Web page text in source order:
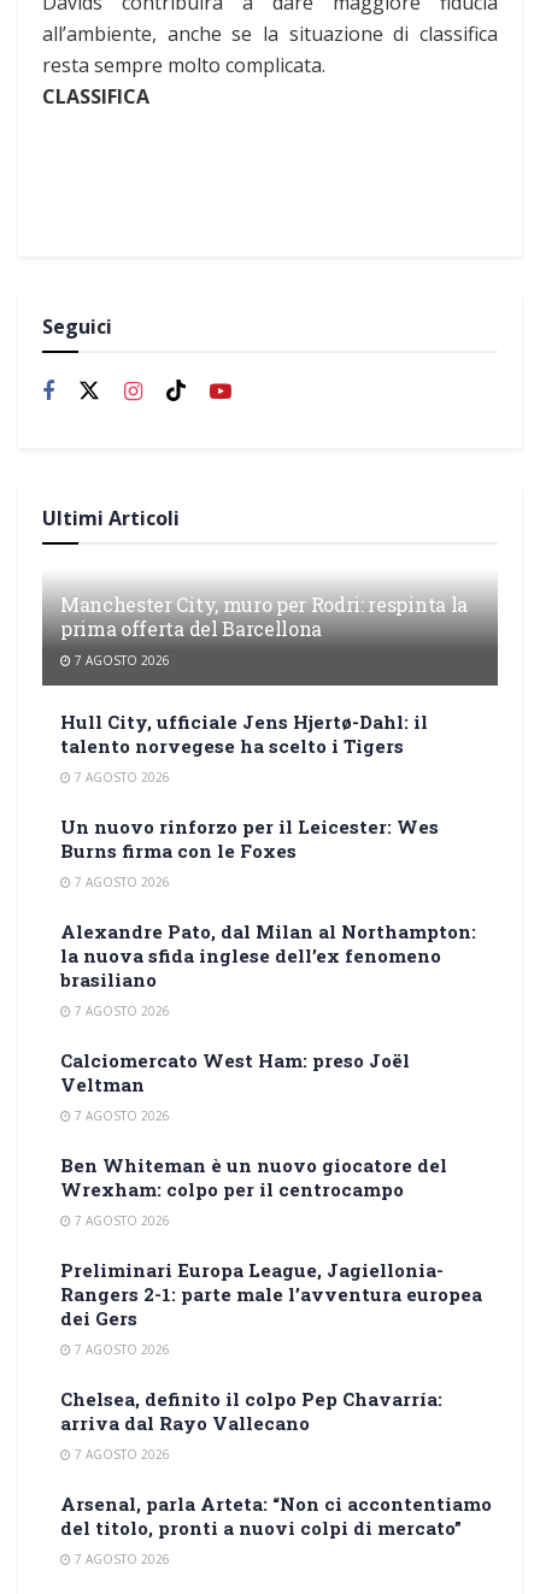
all’ambiente, anche se la situazione di classifica
resta sempre molto complicata.
CLASSIFICA
Seguici
Ultimi Articoli
Manchester City, muro per Rodri: respinta la
prima offerta del Barcellona
7 AGOSTO 2026
Hull City, ufficiale Jens Hjertø-Dahl: il
talento norvegese ha scelto i Tigers
7 AGOSTO 2026
Un nuovo rinforzo per il Leicester: Wes
Burns firma con le Foxes
7 AGOSTO 2026
Alexandre Pato, dal Milan al Northampton:
la nuova sfida inglese dell’ex fenomeno
brasiliano
7 AGOSTO 2026
Calciomercato West Ham: preso Joël
Veltman
7 AGOSTO 2026
Ben Whiteman è un nuovo giocatore del
Wrexham: colpo per il centrocampo
7 AGOSTO 2026
Preliminari Europa League, Jagiellonia-
Rangers 2-1: parte male l’avventura europea
dei Gers
7 AGOSTO 2026
Chelsea, definito il colpo Pep Chavarría:
arriva dal Rayo Vallecano
7 AGOSTO 2026
Arsenal, parla Arteta: “Non ci accontentiamo
del titolo, pronti a nuovi colpi di mercato”
7 AGOSTO 2026